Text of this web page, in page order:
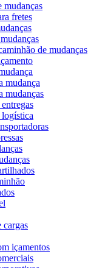
mudanças
fretes
de mudanças
mudança
mudanças
logística
cargas
içamentos